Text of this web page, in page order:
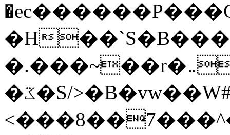
�H
�.���~��r�޼�}�܅�mؕWu���K}
�ػ�S/>�B�vw��W#�I��*]\W��)Ħ�1��fC}